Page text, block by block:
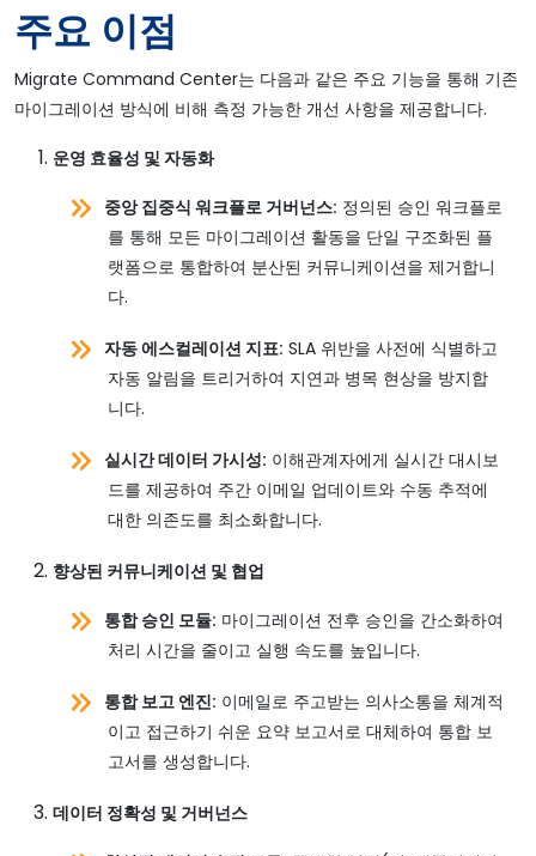
주요 이점
Migrate Command Center는 다음과 같은 주요 기능을 통해 기존
마이그레이션 방식에 비해 측정 가능한 개선 사항을 제공합니다.
운영 효율성 및 자동화
중앙 집중식 워크플로 거버넌스: 정의된 승인 워크플로
를 통해 모든 마이그레이션 활동을 단일 구조화된 플
랫폼으로 통합하여 분산된 커뮤니케이션을 제거합니
다.
자동 에스컬레이션 지표: SLA 위반을 사전에 식별하고
자동 알림을 트리거하여 지연과 병목 현상을 방지합
니다.
실시간 데이터 가시성: 이해관계자에게 실시간 대시보
드를 제공하여 주간 이메일 업데이트와 수동 추적에
대한 의존도를 최소화합니다.
향상된 커뮤니케이션 및 협업
통합 승인 모듈: 마이그레이션 전후 승인을 간소화하여
처리 시간을 줄이고 실행 속도를 높입니다.
통합 보고 엔진: 이메일로 주고받는 의사소통을 체계적
이고 접근하기 쉬운 요약 보고서로 대체하여 통합 보
고서를 생성합니다.
데이터 정확성 및 거버넌스